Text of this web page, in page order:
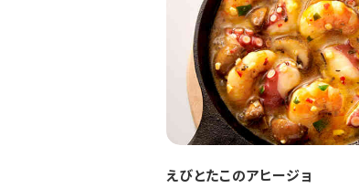
えびとたこのアヒージョ